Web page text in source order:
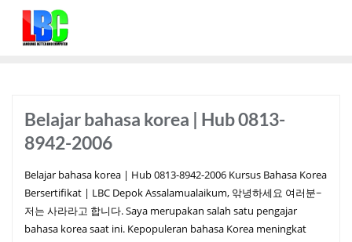
Belajar bahasa korea | Hub 0813-
8942-2006
Belajar bahasa korea | Hub 0813-8942-2006 Kursus Bahasa Korea
Bersertifikat | LBC Depok Assalamualaikum, 앆녕하세요 여러분~
저는 사라라고 합니다. Saya merupakan salah satu pengajar
bahasa korea saat ini. Kepopuleran bahasa Korea meningkat